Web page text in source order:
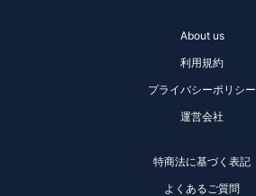
About us
利用規約
プライバシーポリシー
運営会社
特商法に基づく表記
よくあるご質問